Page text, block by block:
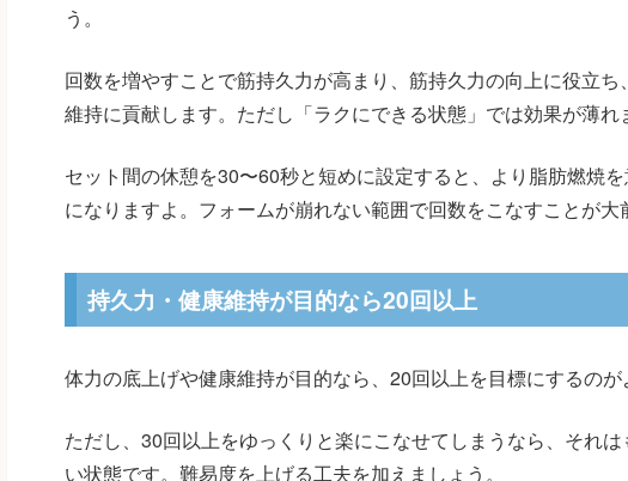
う。
回数を増やすことで筋持久力が高まり、筋持久力の向上に役立
維持に貢献します。ただし「ラクにできる状態」では効果が薄れ
セット間の休憩を30〜60秒と短めに設定すると、より脂肪燃焼
になりますよ。フォームが崩れない範囲で回数をこなすことが大
持久力・健康維持が目的なら20回以上
体力の底上げや健康維持が目的なら、20回以上を目標にするのが
ただし、30回以上をゆっくりと楽にこなせてしまうなら、それ
い状態です。難易度を上げる工夫を加えましょう。